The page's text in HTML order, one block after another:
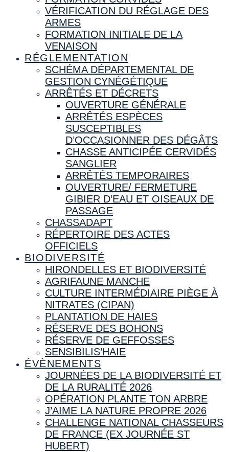
VÉRIFICATION DU RÉGLAGE DES
ARMES
FORMATION INITIALE DE LA
VENAISON
RÉGLEMENTATION
SCHÉMA DÉPARTEMENTAL DE
GESTION CYNÉGÉTIQUE
ARRÊTÉS ET DÉCRETS
OUVERTURE GÉNÉRALE
ARRÊTÉS ESPÈCES
SUSCEPTIBLES
D’OCCASIONNER DES DÉGÂTS
CHASSE ANTICIPÉE CERVIDÉS
SANGLIER
ARRÊTÉS TEMPORAIRES
OUVERTURE/ FERMETURE
GIBIER D’EAU ET OISEAUX DE
PASSAGE
CHASSADAPT
RÉPERTOIRE DES ACTES
OFFICIELS
BIODIVERSITÉ
HIRONDELLES ET BIODIVERSITÉ
AGRIFAUNE MANCHE
CULTURE INTERMÉDIAIRE PIÈGE À
NITRATES (CIPAN)
PLANTATION DE HAIES
RÉSERVE DES BOHONS
RÉSERVE DE GEFFOSSES
SENSIBILIS’HAIE
ÉVÈNEMENTS
JOURNÉES DE LA BIODIVERSITÉ ET
DE LA RURALITÉ 2026
OPÉRATION PLANTE TON ARBRE
J’AIME LA NATURE PROPRE 2026
CHALLENGE NATIONAL CHASSEURS
DE FRANCE (EX JOURNÉE ST
HUBERT)